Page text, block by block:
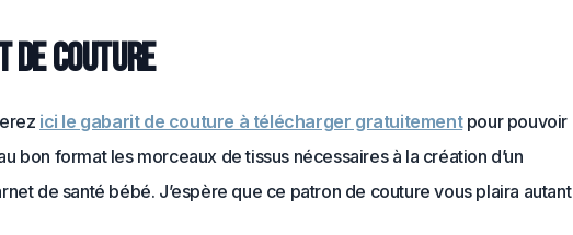
de couture
ici le gabarit de couture à télécharger gratuitementpour pouvoir
bon format les morceaux de tissus nécessaires à la création d’un
de santé bébé. J’espère que ce patron de couture vous plaira autant